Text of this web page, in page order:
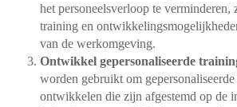
het personeelsverloop te verminderen,
training en
van de werkomgeving.
Ontwikkel gepersonaliseerde
worden gebruikt om
ontwikkelen die zijn afgestemd op de